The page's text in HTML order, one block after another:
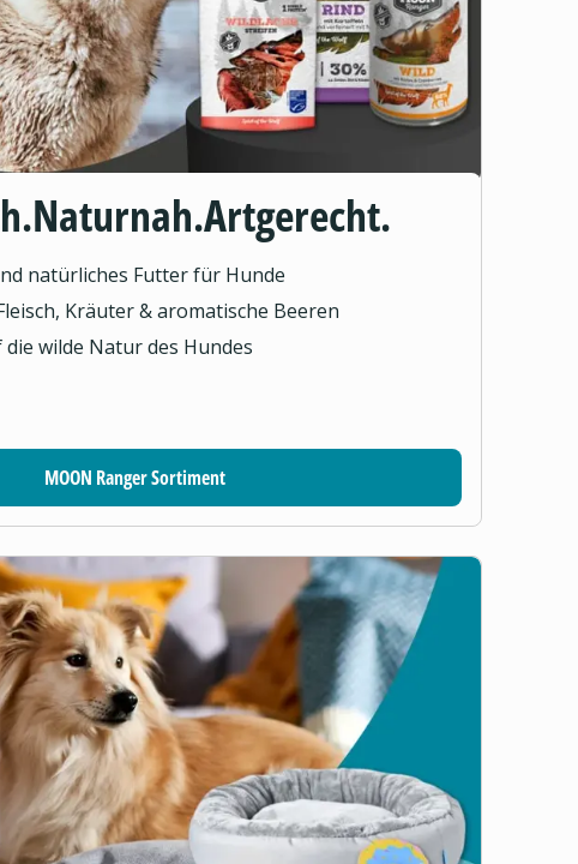
natürliches Futter für Hunde
Kräuter & aromatische Beeren
wilde Natur des Hundes
MOON Ranger Sortiment